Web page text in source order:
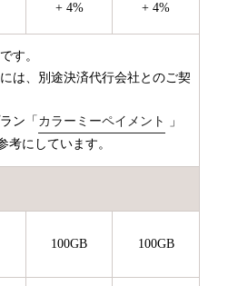
+ 4%
+ 4%
す。
は、別途決済代行会社とのご契
ン「 カラーミーペイメント
」
考にしています。
100GB 100GB